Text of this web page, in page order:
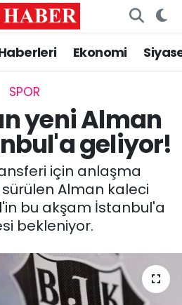
Ekonomi
SPOR
yeni Alman
geliyor!
için anlaşma
sürülen Alman kaleci
bu akşam İstanbul'a
bekleniyor.
HABERLERİ
ve Fikstür